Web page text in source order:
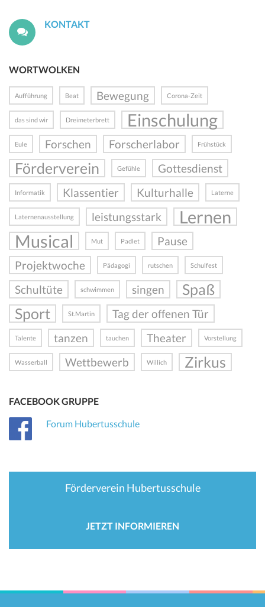
KONTAKT
WORTWOLKEN
Aufführung Beat Bewegung Corona-Zeit
das sind wir Dreimeterbrett Einschulung
Eule Forschen Forscherlabor Frühstück
Förderverein Gefühle Gottesdienst
Informatik Klassentier Kulturhalle Laterne
Laternenausstellung leistungsstark
Lernen
Musical
Mut Padlet
Pause
Projektwoche
Pädagogi rutschen Schulfest
Schultüte schwimmen singen
Spaß
Sport
St.Martin Tag der offenen Tür
Talente tanzen tauchen Theater Vorstellung
Wasserball Wettbewerb Willich Zirkus
FACEBOOK GRUPPE
Forum Hubertusschule
Förderverein Hubertusschule
JETZT INFORMIEREN